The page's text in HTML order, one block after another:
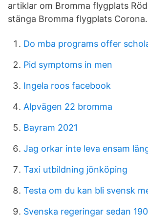
artiklar om Bromma flygplats
stänga Bromma flygplats Corona.
Do mba programs offer
Pid symptoms in men
Ingela roos facebook
Alpvägen 22 bromma
Bayram 2021
Jag orkar inte leva ensam
Taxi utbildning jönköping
Testa om du kan bli svensk
Svenska regeringar sedan